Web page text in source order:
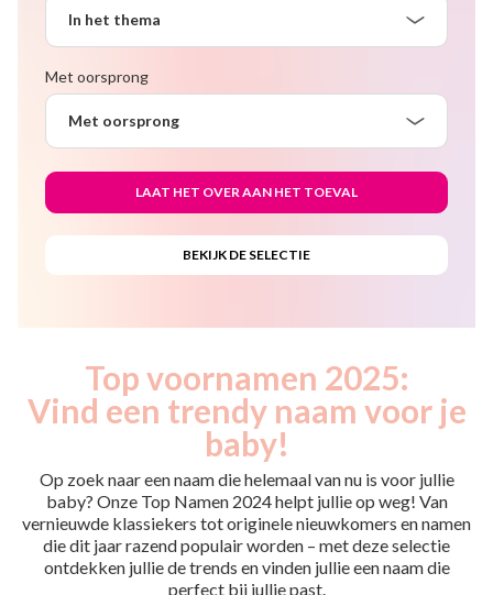
In het thema
Met oorsprong
Met oorsprong
Top voornamen 2025:
Vind een trendy naam voor je
baby!
Op zoek naar een naam die helemaal van nu is voor jullie
baby? Onze Top Namen 2024 helpt jullie op weg! Van
vernieuwde klassiekers tot originele nieuwkomers en namen
die dit jaar razend populair worden – met deze selectie
ontdekken jullie de trends en vinden jullie een naam die
perfect bij jullie past.